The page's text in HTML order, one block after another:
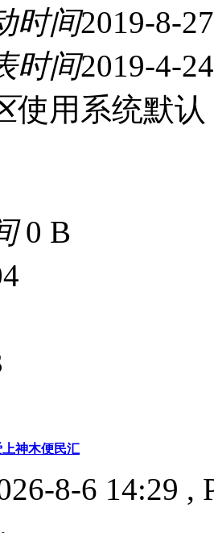
时间2019-8-
时间2019-4-
使用系统默认
0 B
上神木便民汇
8-6 14:29 ,